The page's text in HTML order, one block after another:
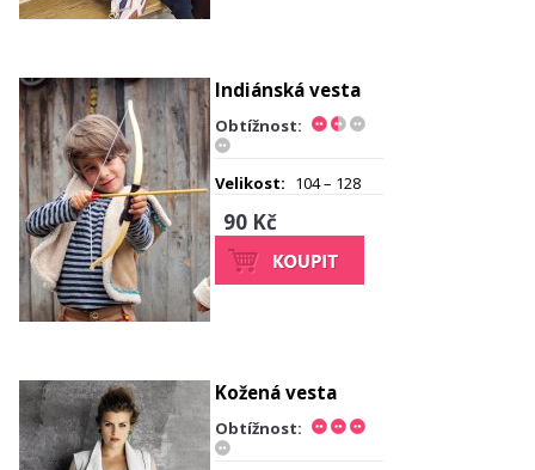
Indiánská vesta
Obtížnost:
Velikost: 104 – 128
90 Kč
Kožená vesta
Obtížnost: